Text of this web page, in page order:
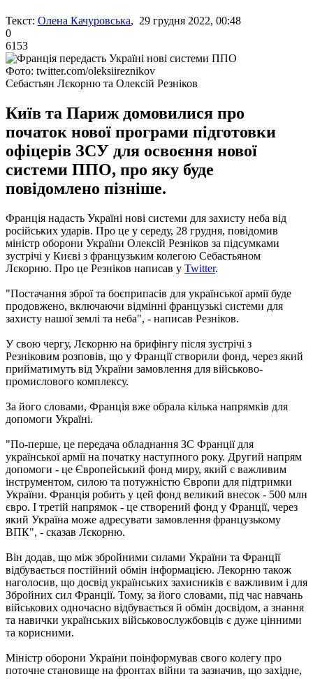
Текст: Олена Качуровська, 29 грудня 2022, 00:48
0
6153
Фото: twitter.com/oleksiireznikov
Себастьян Лєкорню та Олексій Резніков
Київ та Париж домовилися про
початок нової програми підготовки
офіцерів ЗСУ для освоєння нової
системи ППО, про яку буде
повідомлено пізніше.
Франція надасть Україні нові системи для захисту неба від
російських ударів. Про це у середу, 28 грудня, повідомив
міністр оборони України Олексій Резніков за підсумками
зустрічі у Києві з французьким колегою Себастьяном
Лєкорню. Про це Резніков написав у Twitter.
"Постачання зброї та боєприпасів для української армії буде
продовжено, включаючи відмінні французькі системи для
захисту нашої землі та неба", - написав Резніков.
У свою чергу, Лєкорню на брифінгу після зустрічі з
Резніковим розповів, що у Франції створили фонд, через який
прийматимуть від України замовлення для військово-
промислового комплексу.
За його словами, Франція вже обрала кілька напрямків для
допомоги Україні.
"По-перше, це передача обладнання ЗС Франції для
української армії на початку наступного року. Другий напрям
допомоги - це Європейський фонд миру, який є важливим
інструментом, силою та потужністю Європи для підтримки
України. Франція робить у цей фонд великий внесок - 500 млн
євро. І третій напрямок - це створений фонд у Франції, через
який Україна може адресувати замовлення французькому
ВПК", - сказав Лєкорню.
Він додав, що між збройними силами України та Франції
відбувається постійний обмін інформацією. Лекорню також
наголосив, що досвід українських захисників є важливим і для
Збройних сил Франції. Тому, за його словами, під час навчань
військових одночасно відбувається й обмін досвідом, а знання
та навички українських військовослужбовців є дуже цінними
та корисними.
Міністр оборони України поінформував свого колегу про
поточне становище на фронтах війни та зазначив, що західне,